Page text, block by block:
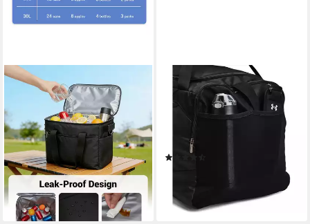
KONO
Picknicktasche, Große
isolierte Kühltasche mit langer
Kühl- und Warmhaltefunktion
ab 25,59 €
-57%
lieferbar - in 2-3 Werktagen bei dir
UNDER ARMOUR®
Sportrucksack UA Undeniable
5.0 Duffle LG, für vielseitige
Aktivitäten, für Outdoormode
und Freizeit
lieferbar in 2 Wochen